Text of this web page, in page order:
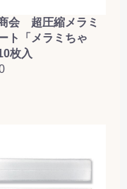
会 超圧縮メラミ
ト「メラミちゃ
枚入